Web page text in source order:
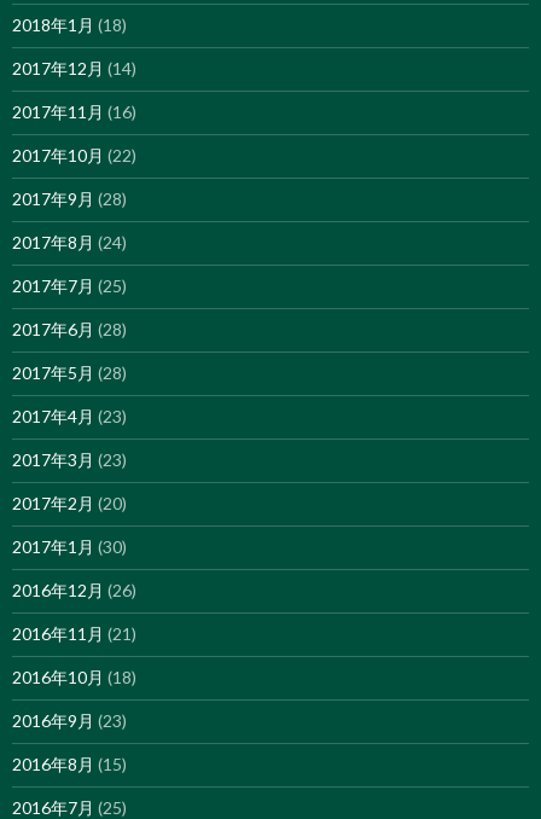
2018年1月 (18)
2017年12月 (14)
2017年11月 (16)
2017年10月 (22)
2017年9月 (28)
2017年8月 (24)
2017年7月 (25)
2017年6月 (28)
2017年5月 (28)
2017年4月 (23)
2017年3月 (23)
2017年2月 (20)
2017年1月 (30)
2016年12月 (26)
2016年11月 (21)
2016年10月 (18)
2016年9月 (23)
2016年8月 (15)
2016年7月 (25)